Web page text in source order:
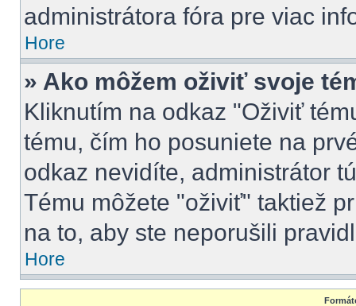
administrátora fóra pre viac
Hore
» Ako môžem oživiť svoje
Kliknutím na odkaz "Oživiť
tému, čím ho posuniete na
odkaz nevidíte, administrátor
Tému môžete "oživiť" taktiež
na to, aby ste neporušili
Hore